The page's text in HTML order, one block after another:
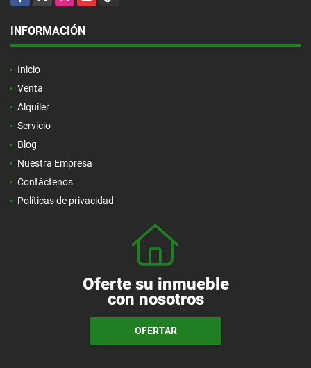
INFORMACIÓN
Inicio
Venta
Alquiler
Servicio
Blog
Nuestra Empresa
Contáctenos
Políticas de privacidad
Oferte su inmueble
con nosotros
OFERTAR